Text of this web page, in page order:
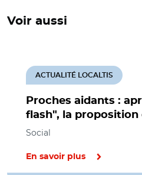
Voir aussi
Proches aidants :
flash", la proposition
ACTUALITÉ LOCALTIS
Social
En savoir plus